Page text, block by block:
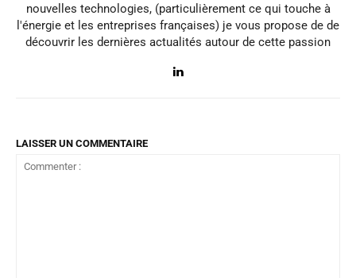
nouvelles technologies, (particulièrement ce qui touche à
l'énergie et les entreprises françaises) je vous propose de de
découvrir les dernières actualités autour de cette passion
LAISSER UN COMMENTAIRE